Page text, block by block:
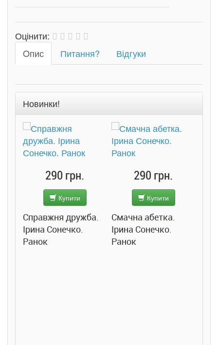
Оцінити:
Oпис
Питання? Відгуки
Новинки!
290 грн.
Купити
Справжня дружба.
Ірина Сонечко.
Ранок
290 грн.
Купити
Смачна абетка.
Ірина Сонечко.
Ранок